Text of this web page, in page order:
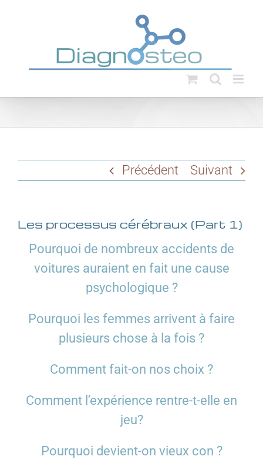
Précédent Suivant
Les processus cérébraux (Part 1)
Pourquoi de nombreux accidents de
voitures auraient en fait une cause
psychologique ?
Pourquoi les femmes arrivent à faire
plusieurs chose à la fois ?
Comment fait-on nos choix ?
Comment l’expérience rentre-t-elle en
jeu?
Pourquoi devient-on vieux con ?